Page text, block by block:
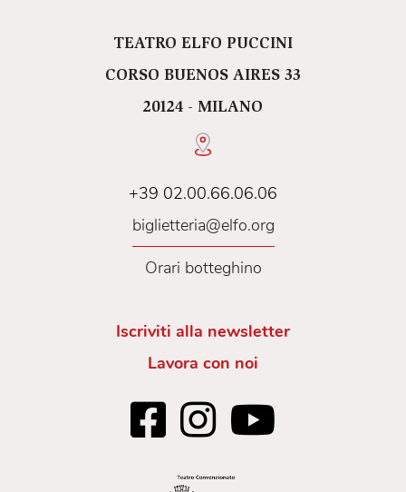
prova aperta di una nuova produzione
stagione. A breve sarà possibile prenotare
questo secondo appuntamento.
TEATRO ELFO PUCCINI
CORSO BUENOS AIRES 33
20124 - MILANO
+39 02.00.66.06.06
biglietteria@elfo.org
Orari botteghino
Iscriviti alla newsletter
Lavora con noi